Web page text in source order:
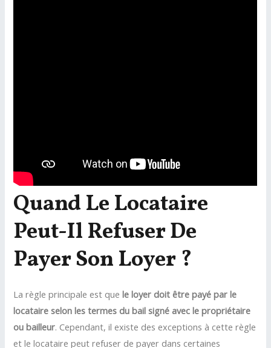
Quand Le Locataire
Peut-Il Refuser De
Payer Son Loyer ?
La règle principale est quele loyer doit être payé par le
locataire selon les termes du bail signé avec le propriétaire
ou bailleur. Cependant, il existe des exceptions à cette règle
et le locataire peut refuser de payer dans certaines